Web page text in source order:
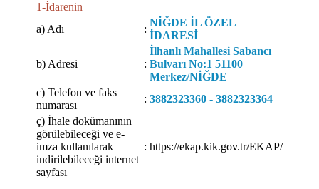
1-İdarenin
a) Adı
:
NİĞDE İL ÖZEL
İDARESİ
b) Adresi :
İlhanlı Mahallesi Sabancı
Bulvarı No:1 51100
Merkez/NİĞDE
c) Telefon ve faks
numarası
: 3882323360 - 3882323364
ç) İhale dokümanının
görülebileceği ve e-
imza kullanılarak
indirilebileceği internet
sayfası
: https://ekap.kik.gov.tr/EKAP/